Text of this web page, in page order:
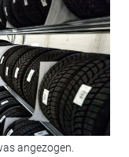
angezogen.